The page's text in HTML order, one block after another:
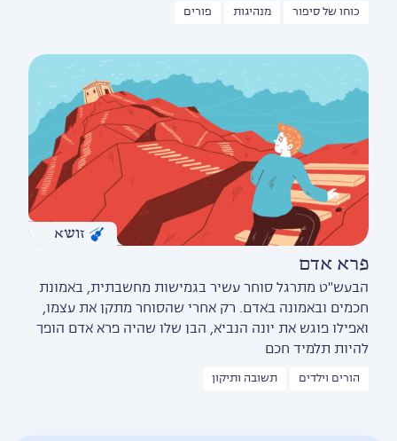
כוחו של סיפור מנהיגות פורים
זושא
פרא אדם
הבעש"ט מתרגל סוחר עשיר בגמישות מחשבתית, באמונת
חכמים ובאמונה באדם. רק אחרי שהסוחר מתקן את עצמו,
ואפילו פוגש את יונה הנביא, הבן שלו שהיה פרא אדם הופך
להיות תלמיד חכם
הורים וילדים תשובה ותיקון